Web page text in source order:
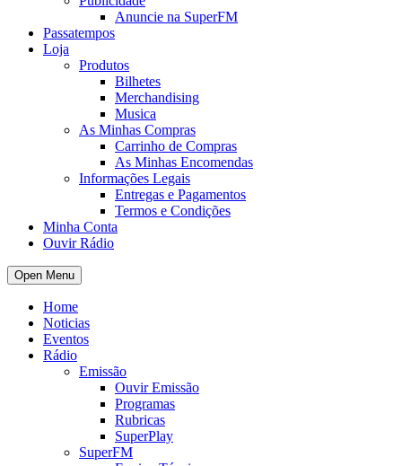
Anuncie na SuperFM
Passatempos
Loja
Produtos
Bilhetes
Merchandising
Musica
As Minhas Compras
Carrinho de Compras
As Minhas Encomendas
Informações Legais
Entregas e Pagamentos
Termos e Condições
Minha Conta
Ouvir Rádio
Open Menu
Home
Noticias
Eventos
Rádio
Emissão
Ouvir Emissão
Programas
Rubricas
SuperPlay
SuperFM